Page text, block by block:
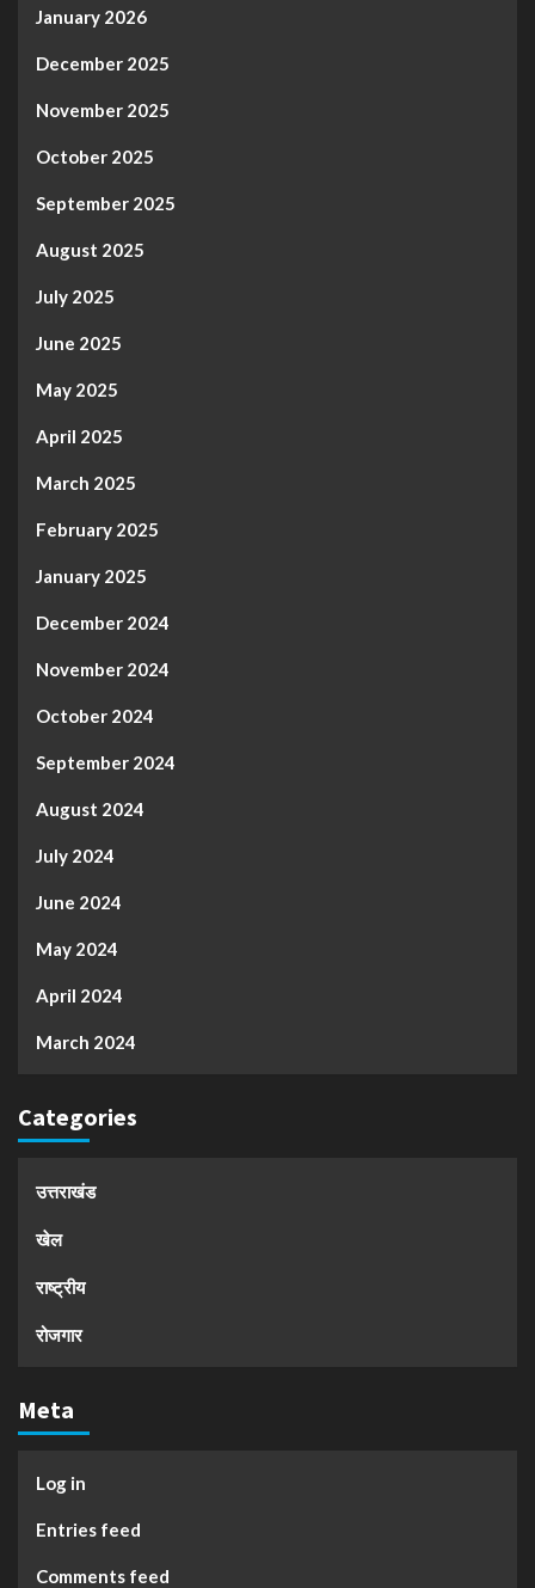
January 2026
December 2025
November 2025
October 2025
September 2025
August 2025
July 2025
June 2025
May 2025
April 2025
March 2025
February 2025
January 2025
December 2024
November 2024
October 2024
September 2024
August 2024
July 2024
June 2024
May 2024
April 2024
March 2024
Categories
उत्तराखंड
खेल
राष्ट्रीय
रोजगार
Meta
Log in
Entries feed
Comments feed